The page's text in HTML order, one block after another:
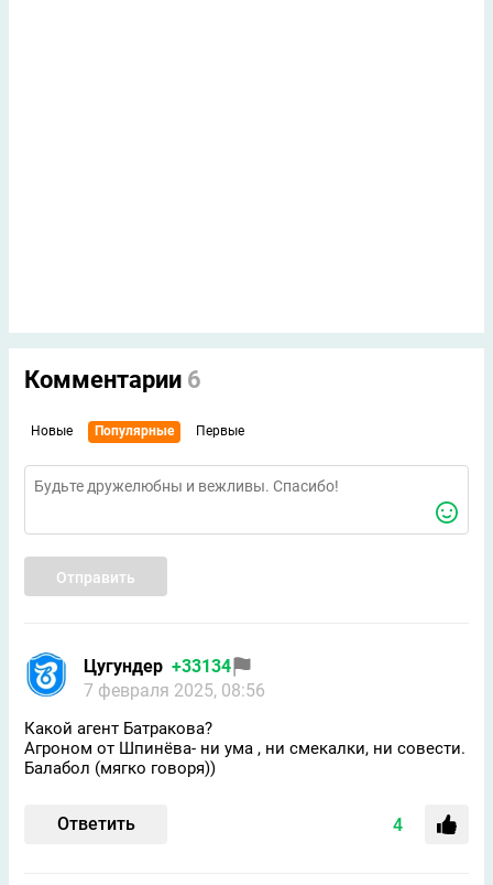
Комментарии 6
Новые Популярные Первые
Отправить
Цугундeр +33134
7 февраля 2025, 08:56
Какой агент Батракова?
Агроном от Шпинёва- ни ума , ни смекалки, ни совести.
Балабол (мягко говоря))
Ответить 4